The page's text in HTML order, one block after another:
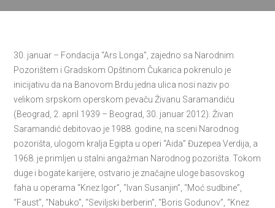
30. januar – Fondacija “Ars Longa”, zajedno sa Narodnim
Pozorištem i Gradskom Opštinom Čukarica pokrenulo je
inicijativu da na Banovom Brdu jedna ulica nosi naziv po
velikom srpskom operskom pevaču Živanu Saramandiću
(Beograd, 2. april 1939 – Beograd, 30. januar 2012). Živan
Saramandić debitovao je 1988. godine, na sceni Narodnog
pozorišta, ulogom kralja Egipta u operi “Aida” Đuzepea Verdija, a
1968. je primljen u stalni angažman Narodnog pozorišta. Tokom
duge i bogate karijere, ostvario je značajne uloge basovskog
faha u operama “Knez Igor”, “Ivan Susanjin”, “Moć sudbine”,
“Faust”, “Nabuko”, “Seviljski berberin”, “Boris Godunov”, “Knez